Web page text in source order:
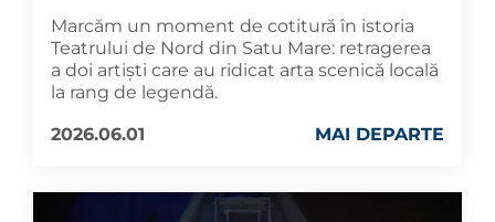
Marcăm un moment de cotitură în istoria
Teatrului de Nord din Satu Mare: retragerea
a doi artiști care au ridicat arta scenică locală
la rang de legendă.
2026.06.01
MAI DEPARTE